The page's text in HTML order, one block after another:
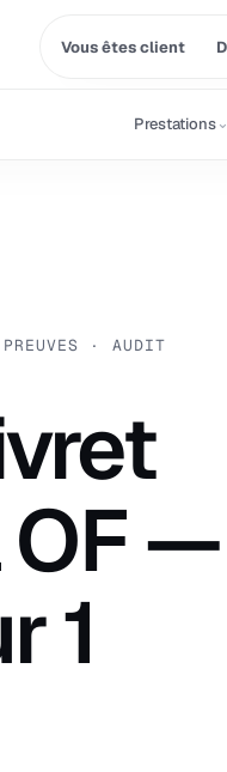
Vous êtes client
Prestations⌄
· AUDIT
OF —
1